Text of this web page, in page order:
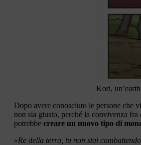
Kori,
Dopo avere conosciuto le persone che
non sia giusto, perché la convivenza
potrebbe creare un nuovo tipo di
«Re della terra, tu non stai